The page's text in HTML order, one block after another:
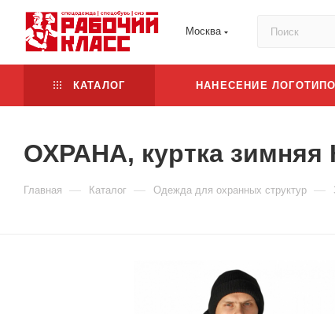
Москва
КАТАЛОГ НАНЕСЕНИЕ
ОХРАНА, куртка зимняя
Главная — Каталог — Одежда для охранных структур —